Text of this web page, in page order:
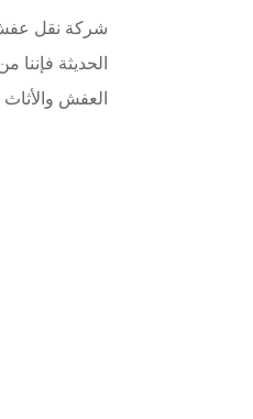
شركة نقل عفش
الحديثة
العفش